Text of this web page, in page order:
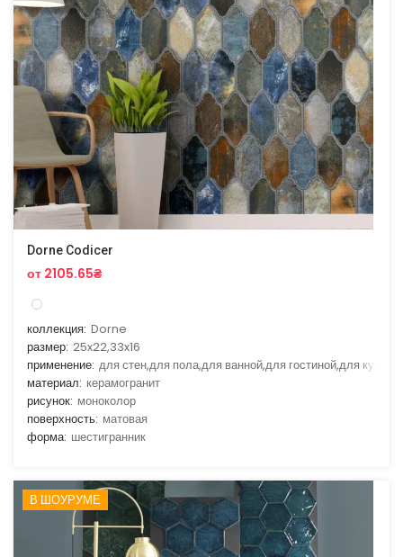
Dorne Codicer
от 2105.65₴
коллекция: Dorne
размер: 25x22,33x16
применение: для стен,для пола,для ванной,для гостиной,для кухни
материал: керамогранит
рисунок: моноколор
поверхность: матовая
форма: шестигранник
В ШОУРУМЕ